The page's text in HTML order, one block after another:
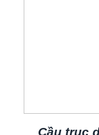
Cầu trục